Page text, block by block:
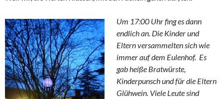
Um 17:00 Uhr fing es dann
endlich an. Die Kinder und
Eltern versammelten sich wie
immer auf dem Eulenhof. Es
gab heiße Bratwürste,
Kinderpunsch und für die Eltern
Glühwein. Viele Leute sind